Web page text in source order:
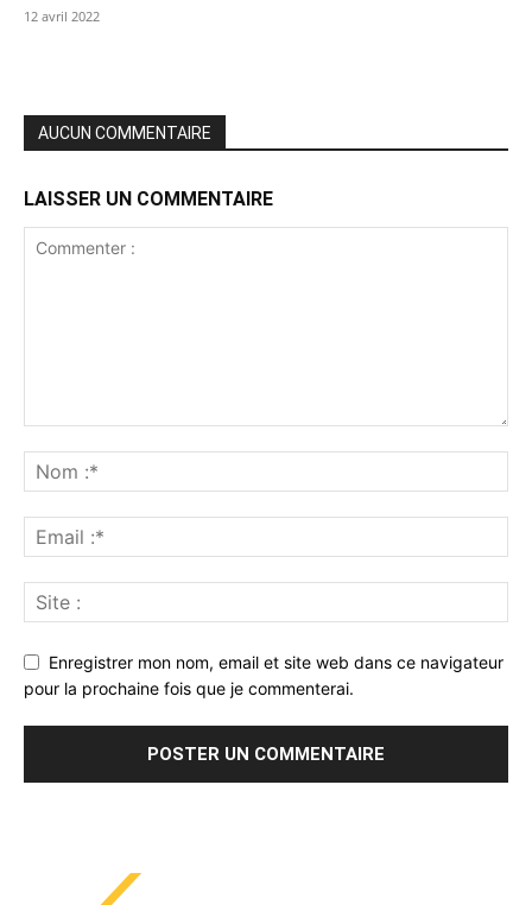
12 avril 2022
AUCUN COMMENTAIRE
LAISSER UN COMMENTAIRE
Enregistrer mon nom, email et site web dans ce navigateur
pour la prochaine fois que je commenterai.